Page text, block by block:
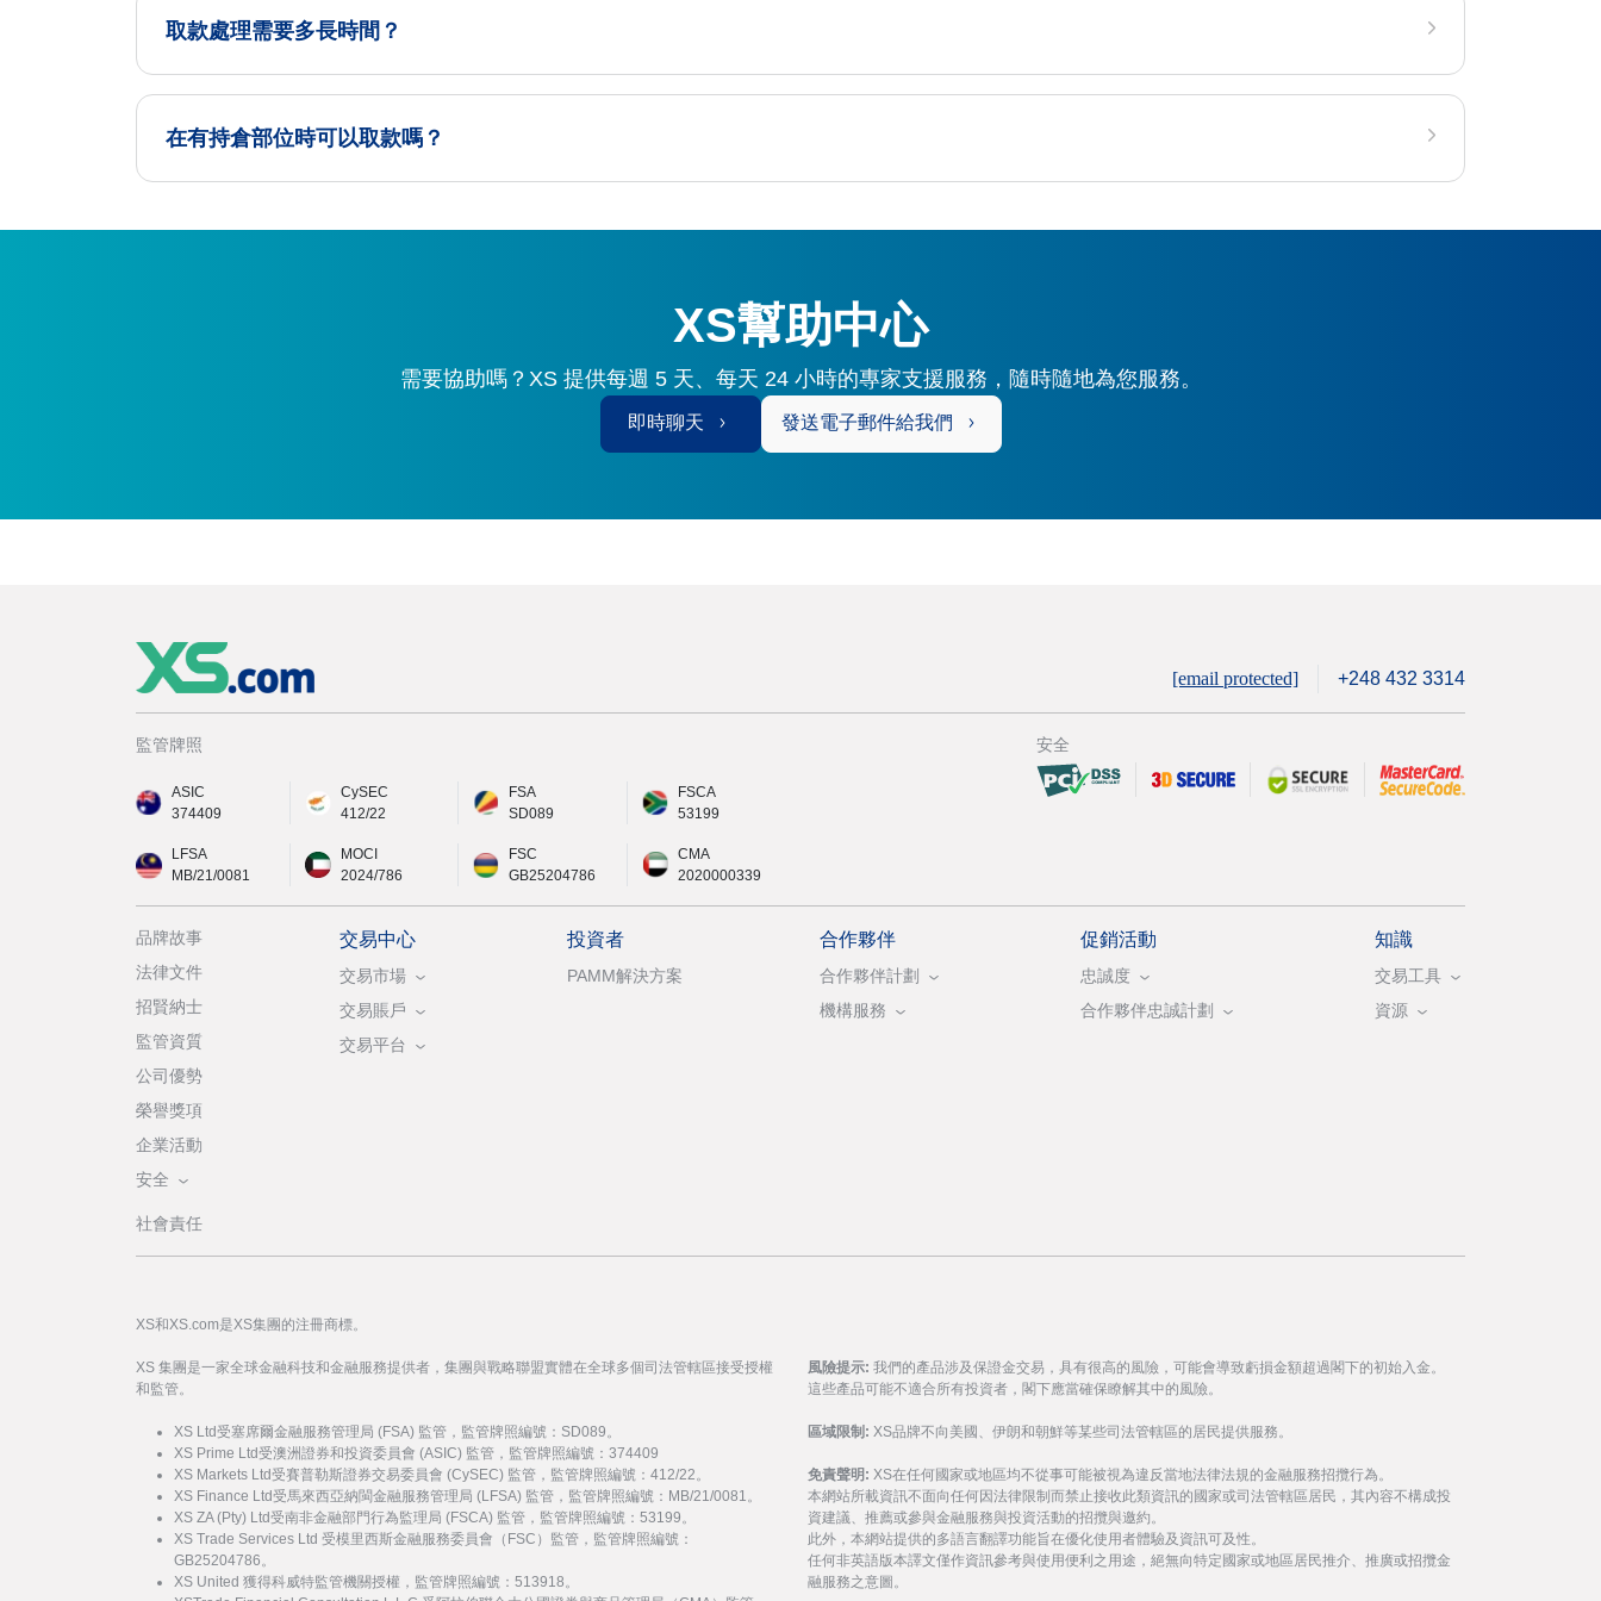
取款處理需要多長時間？
在有持倉部位時可以取款嗎？
XS幫助中心
需要協助嗎？XS 提供每週 5 天、每天 24 小時的專家支援服務，隨時隨地為您服務。
即時聊天 發送電子郵件給我們
[email protected] +248 432 3314
監管牌照
ASIC
374409
CySEC
412/22
FSA
SD089
FSCA
53199
LFSA
MB/21/0081
MOCI
2024/786
FSC
GB25204786
CMA
2020000339
安全
品牌故事
法律文件
招賢納士
監管資質
公司優勢
榮譽獎項
企業活動
安全
社會責任
交易中心
交易市場
交易賬戶
交易平台
投資者
PAMM解決方案
合作夥伴
合作夥伴計劃
機構服務
促銷活動
忠誠度
合作夥伴忠誠計劃
知識
交易工具
資源
XS和XS.com是XS集團的注冊商標。
XS 集團是一家全球金融科技和金融服務提供者，集團與戰略聯盟實體在全球多個司法管轄區接受授權
和監管。
XS Ltd受塞席爾金融服務管理局 (FSA) 監管，監管牌照編號：SD089。
XS Prime Ltd受澳洲證券和投資委員會 (ASIC) 監管，監管牌照編號：374409
XS Markets Ltd受賽普勒斯證券交易委員會 (CySEC) 監管，監管牌照編號：412/22。
XS Finance Ltd受馬來西亞納閩金融服務管理局 (LFSA) 監管，監管牌照編號：MB/21/0081。
XS ZA (Pty) Ltd受南非金融部門行為監理局 (FSCA) 監管，監管牌照編號：53199。
XS Trade Services Ltd 受模里西斯金融服務委員會（FSC）監管，監管牌照編號：
GB25204786。
XS United 獲得科威特監管機關授權，監管牌照編號：513918。
風險提示: 我們的產品涉及保證金交易，具有很高的風險，可能會導致虧損金額超過閣下的初始入金。
這些產品可能不適合所有投資者，閣下應當確保瞭解其中的風險。
區域限制: XS品牌不向美國、伊朗和朝鮮等某些司法管轄區的居民提供服務。
免責聲明: XS在任何國家或地區均不從事可能被視為違反當地法律法規的金融服務招攬行為。
本網站所載資訊不面向任何因法律限制而禁止接收此類資訊的國家或司法管轄區居民，其內容不構成投
資建議、推薦或參與金融服務與投資活動的招攬與邀約。
此外，本網站提供的多語言翻譯功能旨在優化使用者體驗及資訊可及性。
任何非英語版本譯文僅作資訊參考與使用便利之用途，絕無向特定國家或地區居民推介、推廣或招攬金
融服務之意圖。